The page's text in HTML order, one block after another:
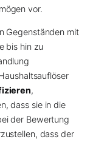
vor.
Gegenständen mit
bis hin zu
,
dass sie in die
der Bewertung
dass der